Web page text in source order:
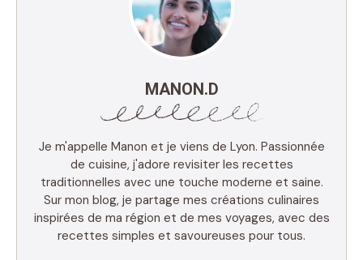
MANON.D
Je m'appelle Manon et je viens de Lyon. Passionnée
de cuisine, j'adore revisiter les recettes
traditionnelles avec une touche moderne et saine.
Sur mon blog, je partage mes créations culinaires
inspirées de ma région et de mes voyages, avec des
recettes simples et savoureuses pour tous.